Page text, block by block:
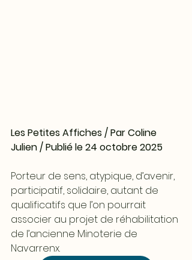
Les Petites Affiches / Par Coline
Julien / Publié le 24 octobre 2025
Porteur de sens, atypique, d’avenir,
participatif, solidaire, autant de
qualificatifs que l’on pourrait
associer au projet de réhabilitation
de l’ancienne Minoterie de
Navarrenx.